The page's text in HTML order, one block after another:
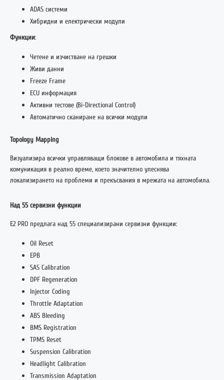
ADAS системи
Хибридни и електрически модули
Функции:
Четене и изчистване на грешки
Живи данни
Freeze Frame
ECU информация
Активни тестове (Bi-Directional Control)
Автоматично сканиране на всички модули
Topology Mapping
Визуализира всички управляващи блокове в автомобила и тяхната
комуникация в реално време, което значително улеснява
локализирането на проблеми и прекъсвания в мрежата на автомобила.
Над 55 сервизни функции
E2 PRO предлага над 55 специализирани сервизни функции:
Oil Reset
EPB
SAS Calibration
DPF Regeneration
Injector Coding
Throttle Adaptation
ABS Bleeding
BMS Registration
TPMS Reset
Suspension Calibration
Headlight Calibration
Transmission Adaptation